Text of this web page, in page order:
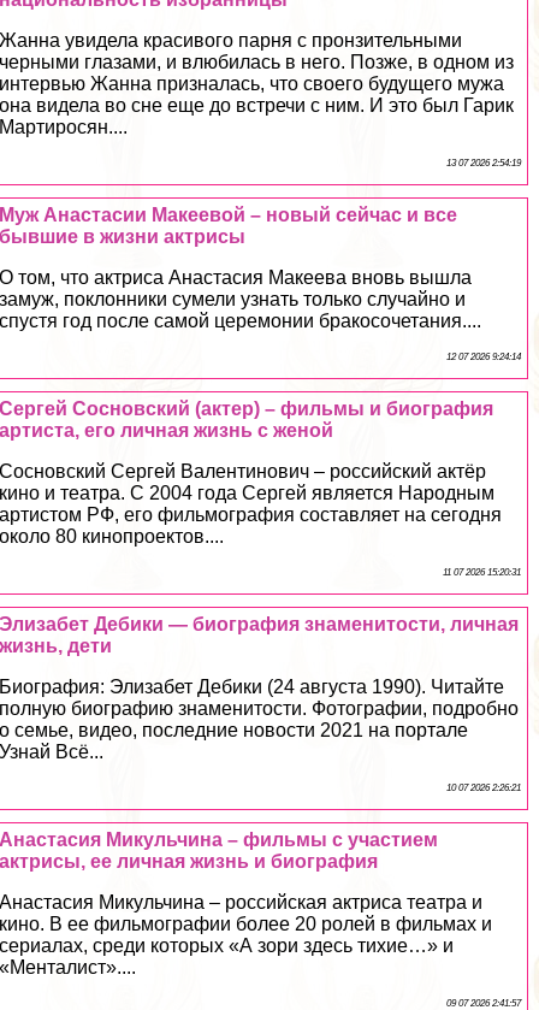
Жанна увидела красивого парня с пронзительными
черными глазами, и влюбилась в него. Позже, в одном из
интервью Жанна призналась, что своего будущего мужа
она видела во сне еще до встречи с ним. И это был Гарик
Мартиросян....
13 07 2026 2:54:19
Муж Анастасии Макеевой – новый сейчас и все
бывшие в жизни актрисы
О том, что актриса Анастасия Макеева вновь вышла
замуж, поклонники сумели узнать только случайно и
спустя год после самой церемонии бpaкосочетания....
12 07 2026 9:24:14
Сергeй Сосновский (актер) – фильмы и биография
артиста, его личная жизнь с женой
Сосновский Сергeй Валентинович – российский актёр
кино и театра. С 2004 года Сергeй является Народным
артистом РФ, его фильмография составляет на сегодня
около 80 кинопроектов....
11 07 2026 15:20:31
Элизабет Дебики — биография знаменитости, личная
жизнь, дети
Биография: Элизабет Дебики (24 августа 1990). Читайте
полную биографию знаменитости. Фотографии, подробно
о семье, видео, последние новости 2021 на портале
Узнай Всё...
10 07 2026 2:26:21
Анастасия Микульчина – фильмы с участием
актрисы, ее личная жизнь и биография
Анастасия Микульчина – российская актриса театра и
кино. В ее фильмографии более 20 ролей в фильмах и
сериалах, среди которых «А зори здесь тихие…» и
«Менталист»....
09 07 2026 2:41:57